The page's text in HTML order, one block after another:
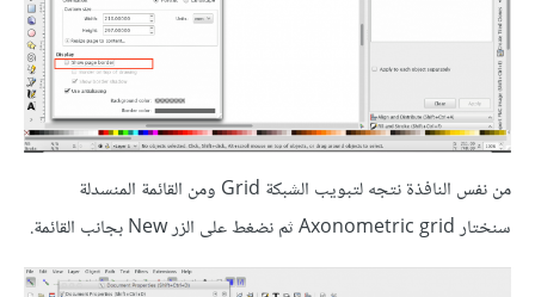
من نفس النافذة نتجه لتبويب الشبكة Grid ومن القائمة المنسدلة
سنختار Axonometric grid ثم نضغط على الزر New بجانب القائمة.